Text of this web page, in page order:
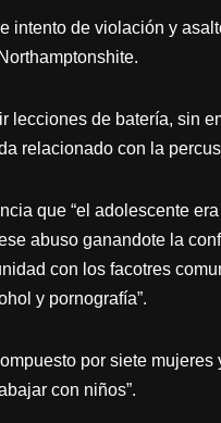
intento de violación y
lecciones de batería, sin
relacionado con la
que “el adolescente
abuso ganandote la
con los facotres
y pornografía”.
por siete mujeres
con niños”.